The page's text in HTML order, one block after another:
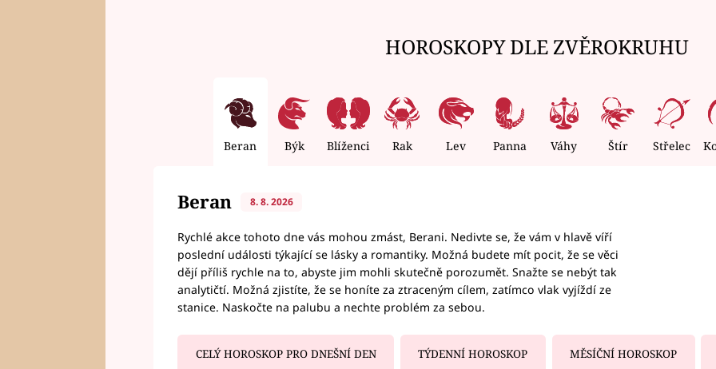
HOROSKOPY DLE ZVĚROKRUHU
Beran Býk Blíženci Rak Lev Panna Váhy Štír Střelec
Beran 8. 8. 2026
Rychlé akce tohoto dne vás mohou zmást, Berani. Nedivte se, že vám v hlavě víří
poslední události týkající se lásky a romantiky. Možná budete mít pocit, že se věci
dějí příliš rychle na to, abyste jim mohli skutečně porozumět. Snažte se nebýt tak
analytičtí. Možná zjistíte, že se honíte za ztraceným cílem, zatímco vlak vyjíždí ze
stanice. Naskočte na palubu a nechte problém za sebou.
CELÝ HOROSKOP PRO DNEŠNÍ DEN TÝDENNÍ HOROSKOP MĚSÍČNÍ HOROSKOP